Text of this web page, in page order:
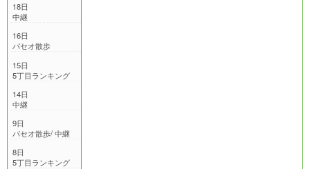
18日
中継
16日
パセオ散歩
15日
5丁目ランキング
14日
中継
9日
パセオ散歩/ 中継
8日
5丁目ランキング